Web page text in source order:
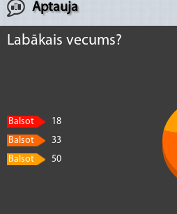
Aptauja
Labākais vecums?
Balsot
18
Balsot
33
Balsot
50